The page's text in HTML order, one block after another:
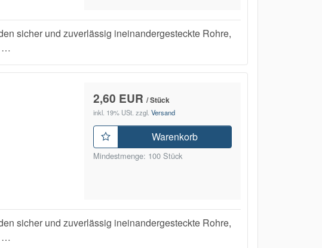
sicher und zuverlässig ineinandergesteckte Rohre,
…
2,60 EUR / Stück
inkl. 19% USt. zzgl. Versand
Warenkorb
Mindestmenge: 100 Stück
sicher und zuverlässig ineinandergesteckte Rohre,
…